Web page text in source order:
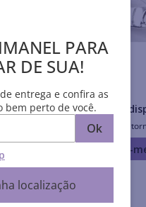
Anéis RHODIUM
R$ 244,00
Produto
Avise-me quando
Avise-
PARA
DE SUA!
entrega e confira as
bem perto de você.
Ok
localização